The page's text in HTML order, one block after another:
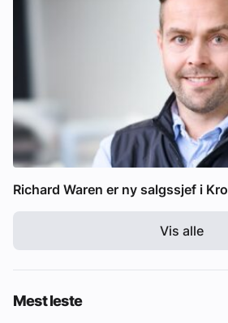
Richard Waren er ny salgssjef i Kro
Vis alle
Mest leste